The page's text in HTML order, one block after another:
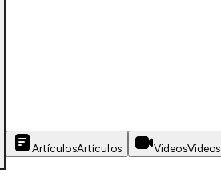
ArtículosArtículos VideosVideos